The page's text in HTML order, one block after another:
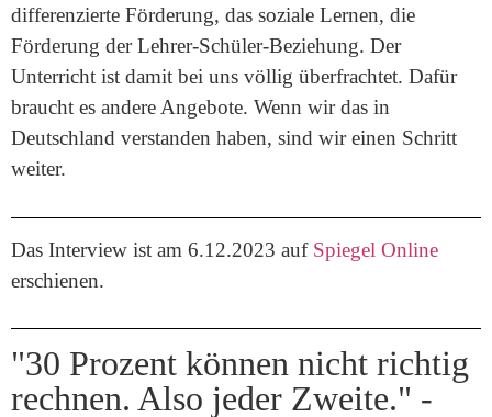
differenzierte Förderung, das soziale Lernen, die
Förderung der Lehrer-Schüler-Beziehung. Der
Unterricht ist damit bei uns völlig überfrachtet. Dafür
braucht es andere Angebote. Wenn wir das in
Deutschland verstanden haben, sind wir einen Schritt
weiter.
Das Interview ist am 6.12.2023 auf Spiegel Online
erschienen.
"30 Prozent können nicht richtig
rechnen. Also jeder Zweite." -